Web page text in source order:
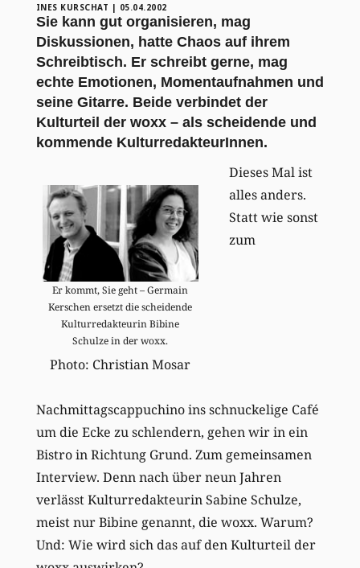
INES KURSCHAT | 05.04.2002
Sie kann gut organisieren, mag
Diskussionen, hatte Chaos auf ihrem
Schreibtisch. Er schreibt gerne, mag
echte Emotionen, Momentaufnahmen und
seine Gitarre. Beide verbindet der
Kulturteil der woxx – als scheidende und
kommende KulturredakteurInnen.
Er kommt, Sie geht – Germain
Kerschen ersetzt die scheidende
Kulturredakteurin Bibine
Schulze in der woxx.
Photo: Christian Mosar
Dieses Mal ist
alles anders.
Statt wie sonst
zum
Nachmittagscappuchino ins schnuckelige Café
um die Ecke zu schlendern, gehen wir in ein
Bistro in Richtung Grund. Zum gemeinsamen
Interview. Denn nach über neun Jahren
verlässt Kulturredakteurin Sabine Schulze,
meist nur Bibine genannt, die woxx. Warum?
Und: Wie wird sich das auf den Kulturteil der